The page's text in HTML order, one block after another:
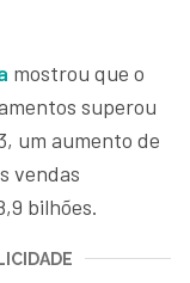
mostrou que o
superou
um aumento de
vendas
bilhões.